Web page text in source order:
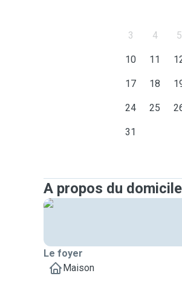
3 4 5
10 11
17 18
24 25
31
A propos du
Le foyer
Maison